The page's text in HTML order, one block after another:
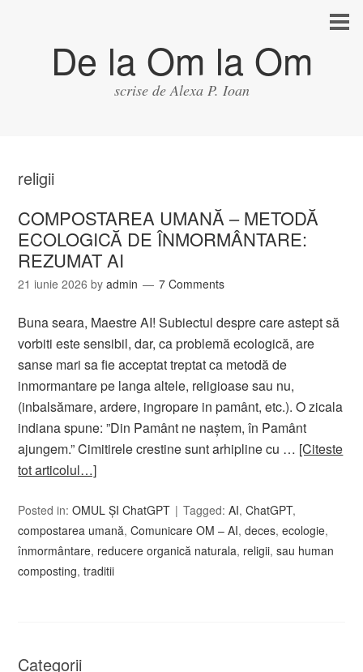
De la Om la Om
scrise de Alexa P. Ioan
religii
COMPOSTAREA UMANĂ – METODĂ
ECOLOGICĂ DE ÎNMORMÂNTARE:
REZUMAT AI
21 iunie 2026 byadmin 7 Comments
Buna seara, Maestre AI! Subiectul despre care astept să
vorbiti este sensibil, dar, ca problemă ecologică, are
sanse mari sa fie acceptat treptat ca metodă de
inmormantare pe langa altele, religioase sau nu,
(inbalsămare, ardere, ingropare in pamânt, etc.). O zicala
indiana spune: ”Din Pamânt ne naștem, în Pamânt
ajungem.” Cimitirele crestine sunt arhipline cu … [Citeste
tot articolul…]
Posted in:OMUL ȘI ChatGPT Tagged:AI,ChatGPT,
compostarea umană,Comunicare OM – AI,deces,ecologie,
înmormântare, reducere organică naturala, religii,sau human
composting,traditii
Categorii